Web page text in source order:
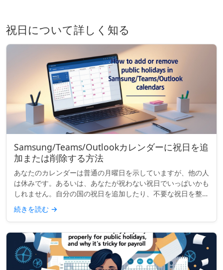
祝日について詳しく知る
Samsung/Teams/Outlookカレンダーに祝日を追
加または削除する方法
あなたのカレンダーは普通の月曜日を示していますが、他の人
は休みです。あるいは、あなたが祝わない祝日でいっぱいかも
しれません。自分の国の祝日を追加したり、不要な祝日を整理
したりする場合、多くの主要なカレンダーでは表示内容をカス
タマイズできます...
続きを読む →